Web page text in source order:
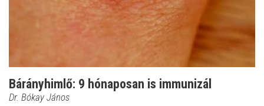
Bárányhimlő: 9 hónaposan is immunizál
Dr. Bókay János